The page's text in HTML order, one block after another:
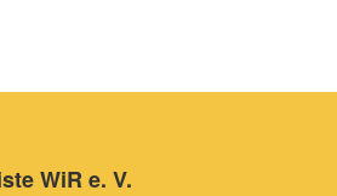
WiR e. V.